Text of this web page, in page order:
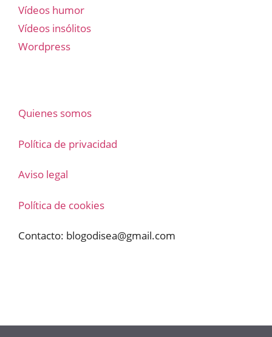
Vídeos humor
Vídeos insólitos
Wordpress
Quienes somos
Política de privacidad
Aviso legal
Política de cookies
Contacto: blogodisea@gmail.com